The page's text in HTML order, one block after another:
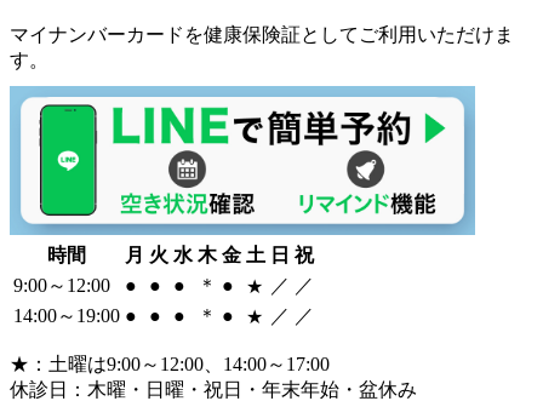
マイナンバーカードを健康保険証としてご利用いただけま
す。
時間 月 火 水 木 金 土 日 祝
9:00～12:00
● ● ● ＊ ● ★ ／ ／
14:00～19:00 ● ● ● ＊ ● ★ ／ ／
★ ：土曜は9:00～12:00、14:00～17:00
休診日：木曜・日曜・祝日・年末年始・盆休み